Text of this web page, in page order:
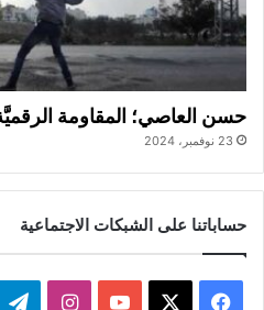
حسن العاصي؛ المقاومة
23 نوفمبر، 2024
حساباتنا على الشبكات الاجتماعية